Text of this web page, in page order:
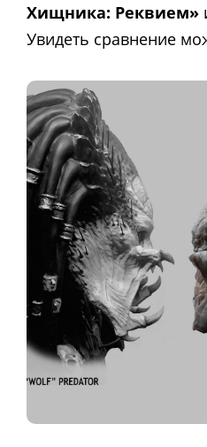
Хищника: Реквием»
Увидеть сравнение